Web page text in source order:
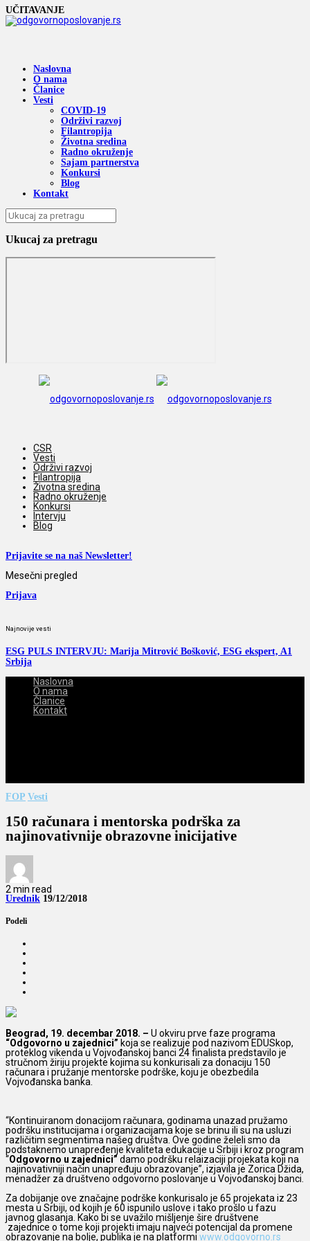
UČITAVANJE
Naslovna
O nama
Članice
Vesti
COVID-19
Održivi razvoj
Filantropija
Životna sredina
Radno okruženje
Sajam partnerstva
Konkursi
Blog
Kontakt
Ukucaj za pretragu
CSR
Vesti
Održivi razvoj
Filantropija
Životna sredina
Radno okruženje
Konkursi
Intervju
Blog
Prijavite se na naš Newsletter!
Mesečni pregled
Prijava
Najnovije vesti
ESG PULS INTERVJU: Marija Mitrović Bošković, ESG ekspert, A1
Srbija
Naslovna
O nama
Članice
Kontakt
FOP Vesti
150 računara i mentorska podrška za
najinovativnije obrazovne inicijative
2 min read
Urednik 19/12/2018
Podeli
Beograd, 19. decembar 2018. – U okviru prve faze programa
“Odgovorno u zajednici” koja se realizuje pod nazivom EDUSkop,
proteklog vikenda u Vojvođanskoj banci 24 finalista predstavilo je
stručnom žiriju projekte kojima su konkurisali za donaciju 150
računara i pružanje mentorske podrške, koju je obezbedila
Vojvođanska banka.
“Kontinuiranom donacijom računara, godinama unazad pružamo
podršku institucijama i organizacijama koje se brinu ili su na usluzi
različitim segmentima našeg društva. Ove godine želeli smo da
podstaknemo unapređenje kvaliteta edukacije u Srbiji i kroz program
“Odgovorno u zajednici” damo podršku relaizaciji projekata koji na
najinovativniji način unapređuju obrazovanje”, izjavila je Zorica Džida,
menadžer za društveno odgovorno poslovanje u Vojvođanskoj banci.
Za dobijanje ove značajne podrške konkurisalo je 65 projekata iz 23
mesta u Srbiji, od kojih je 60 ispunilo uslove i tako prošlo u fazu
javnog glasanja. Kako bi se uvažilo mišljenje šire društvene
zajednice o tome koji projekti imaju najveći potencijal da promene
obrazovanje na bolje, publika je na platformi www.odgovorno.rs